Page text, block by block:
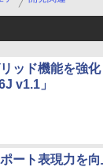
ッド機能を強
v1.1」
ート表現力を